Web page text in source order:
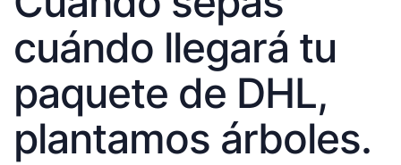
cuándo llegará tu
paquete de DHL,
plantamos árboles.